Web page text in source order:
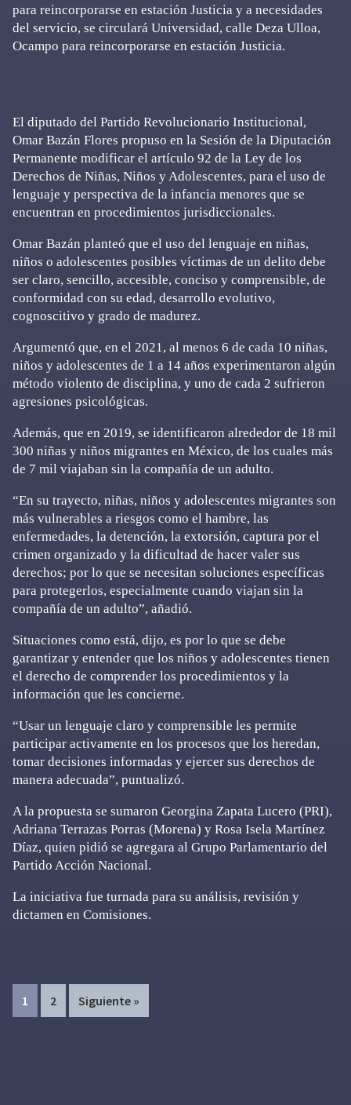
para reincorporarse en estación Justicia y a necesidades
del servicio, se circulará Universidad, calle Deza Ulloa,
Ocampo para reincorporarse en estación Justicia.
El diputado del Partido Revolucionario Institucional,
Omar Bazán Flores propuso en la Sesión de la Diputación
Permanente modificar el artículo 92 de la Ley de los
Derechos de Niñas, Niños y Adolescentes, para el uso de
lenguaje y perspectiva de la infancia menores que se
encuentran en procedimientos jurisdiccionales.
Omar Bazán planteó que el uso del lenguaje en niñas,
niños o adolescentes posibles víctimas de un delito debe
ser claro, sencillo, accesible, conciso y comprensible, de
conformidad con su edad, desarrollo evolutivo,
cognoscitivo y grado de madurez.
Argumentó que, en el 2021, al menos 6 de cada 10 niñas,
niños y adolescentes de 1 a 14 años experimentaron algún
método violento de disciplina, y uno de cada 2 sufrieron
agresiones psicológicas.
Además, que en 2019, se identificaron alrededor de 18 mil
300 niñas y niños migrantes en México, de los cuales más
de 7 mil viajaban sin la compañía de un adulto.
“En su trayecto, niñas, niños y adolescentes migrantes son
más vulnerables a riesgos como el hambre, las
enfermedades, la detención, la extorsión, captura por el
crimen organizado y la dificultad de hacer valer sus
derechos; por lo que se necesitan soluciones específicas
para protegerlos, especialmente cuando viajan sin la
compañía de un adulto”, añadió.
Situaciones como está, dijo, es por lo que se debe
garantizar y entender que los niños y adolescentes tienen
el derecho de comprender los procedimientos y la
información que les concierne.
“Usar un lenguaje claro y comprensible les permite
participar activamente en los procesos que los heredan,
tomar decisiones informadas y ejercer sus derechos de
manera adecuada”, puntualizó.
A la propuesta se sumaron Georgina Zapata Lucero (PRI),
Adriana Terrazas Porras (Morena) y Rosa Isela Martínez
Díaz, quien pidió se agregara al Grupo Parlamentario del
Partido Acción Nacional.
La iniciativa fue turnada para su análisis, revisión y
dictamen en Comisiones.
Page
1 Page
2 Siguiente »